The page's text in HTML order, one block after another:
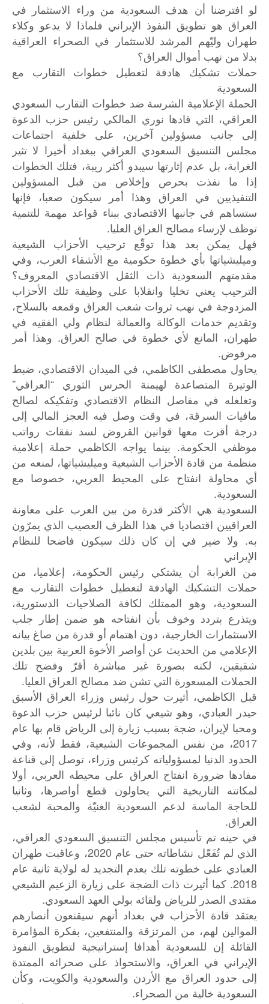
لو افترضنا أن هدف السعودية من وراء الاستثمار في
العراق هو تطويق النفوذ الإيراني فلماذا لا يدعو وكلاء
طهران وليّهم المرشد للاستثمار في الصحراء العراقية
بدلا من نهب أموال العراق؟
حملات تشكيك هادفة لتعطيل خطوات التقارب مع
السعودية
الحملة الإعلامية الشرسة ضد خطوات التقارب السعودي
العراقي، التي قادها نوري المالكي رئيس حزب الدعوة
إلى جانب مسؤولين آخرين، على خلفية اجتماعات
مجلس التنسيق السعودي العراقي ببغداد أخيرا لا تثير
الغرابة، بل عدم إثارتها سيبدو أكثر ريبة، فتلك الخطوات
إذا ما نفذت بحرص وإخلاص من قبل المسؤولين
التنفيذيين في العراق وهذا أمر سيكون صعبا، فإنها
ستساهم في جانبها الاقتصادي ببناء قواعد مهمة للتنمية
توظف لإرساء مصالح العراق العليا.
فهل يمكن بعد هذا توقّع ترحيب الأحزاب الشيعية
وميليشياتها بأي خطوة حكومية مع الأشقاء العرب، وفي
مقدمتهم السعودية ذات الثقل الاقتصادي المعروف؟
الترحيب يعني تخليا وانقلابا على وظيفة تلك الأحزاب
المزدوجة في نهب ثروات شعب العراق وقمعه بالسلاح،
وتقديم خدمات الوكالة والعمالة لنظام ولي الفقيه في
طهران، المانع لأي خطوة في صالح العراق. وهذا أمر
مرفوض.
يحاول مصطفى الكاظمي، في الميدان الاقتصادي، ضبط
الوتيرة المتصاعدة لهيمنة الحرس الثوري “العراقي”
وتغلغله في مفاصل النظام الاقتصادي وتفكيكه لصالح
مافيات السرقة، في وقت وصل فيه العجز المالي إلى
درجة أقرت معها قوانين القروض لسد نفقات رواتب
موظفي الحكومة. بينما يواجه الكاظمي حملة إعلامية
منظمة من قادة الأحزاب الشيعية وميليشياتها، لمنعه من
أي محاولة انفتاح على المحيط العربي، خصوصا مع
السعودية.
السعودية هي الأكثر قدرة من بين العرب على معاونة
العراقيين اقتصاديا في هذا الظرف العصيب الذي يمرّون
به. ولا ضير في إن كان ذلك سيكون فاضحا للنظام
الإيراني
من الغرابة أن يشتكي رئيس الحكومة، إعلاميا، من
حملات التشكيك الهادفة لتعطيل خطوات التقارب مع
السعودية، وهو الممتلك لكافة الصلاحيات الدستورية،
ويتذرع بتردد وخوف بأن انفتاحه هو ضمن إطار جلب
الاستثمارات الخارجية، دون اهتمام أو قدرة من صاغ بيانه
الإعلامي من الحديث عن أواصر الأخوة العربية بين بلدين
شقيقين، لكنه بصورة غير مباشرة أقرّ وفضح تلك
الحملات المسعورة التي تشن ضد مصالح العراق العليا.
قبل الكاظمي، أثيرت حول رئيس وزراء العراق الأسبق
حيدر العبادي، وهو شيعي كان نائبا لرئيس حزب الدعوة
ومحبا لإيران، ضجة بسبب زيارة إلى الرياض قام بها عام
2017، من نفس المجموعات الشيعية، فقط لأنه، وفي
الحدود الدنيا لمسؤولياته كرئيس وزراء، توصل إلى قناعة
مفادها ضرورة انفتاح العراق على محيطه العربي، أولا
لمكانته التاريخية التي يحاولون قطع أواصرها، وثانيا
للحاجة الماسة لدعم السعودية الغنيّة والمحبة لشعب
العراق.
في حينه تم تأسيس مجلس التنسيق السعودي العراقي،
الذي لم تُفَعّل نشاطاته حتى عام 2020، وعاقبت طهران
العبادي على خطوته تلك بعدم التجديد له لولاية ثانية عام
2018. كما أثيرت ذات الضجة على زيارة الزعيم الشيعي
مقتدى الصدر للرياض ولقائه بولي العهد السعودي.
يعتقد قادة الأحزاب في بغداد أنهم سيقنعون أنصارهم
الموالين لهم، من المرتزقة والمنتفعين، بفكرة المؤامرة
القائلة إن للسعودية أهدافا إستراتيجية لتطويق النفوذ
الإيراني في العراق، والاستحواذ على صحرائه الممتدة
إلى حدود العراق مع الأردن والسعودية والكويت، وكأن
السعودية خالية من الصحراء.